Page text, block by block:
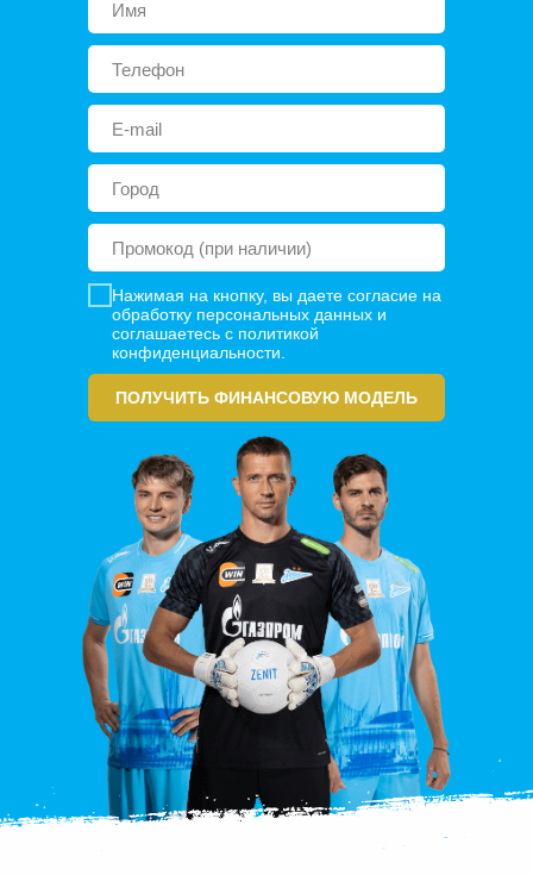
Нажимая на кнопку, вы даете согласие на
обработку персональных данных и
соглашаетесь с политикой
конфиденциальности.
ПОЛУЧИТЬ ФИНАНСОВУЮ МОДЕЛЬ